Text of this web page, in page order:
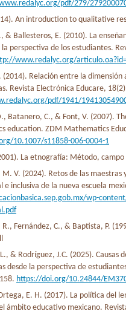
pdf/279/
An introduction to qualitative
& Ballesteros, E. (2010). La
perspectiva de los estudiantes.
www.redalyc.org/
(2014). Relación entre la
Revista Electrónica Educare,
pdf/1941/
Batanero, C., & Font, V. (2007).
education. ZDM Mathematics
10.1007/s11858-006-0004-1
La etnografía: Método,
V. (2024). Retos de las maestras
inclusiva de la nueva escuela
wp-
R., Fernández, C., & Baptista, P.
& Rodríguez, J.C. (2025). Causas
desde la perspectiva de
https://doi.org/10.24844/
E. H. (2017). La política del
ámbito educativo mexicano.